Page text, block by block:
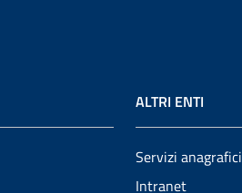
ALTRI ENTI
Servizi anagrafici
Intranet